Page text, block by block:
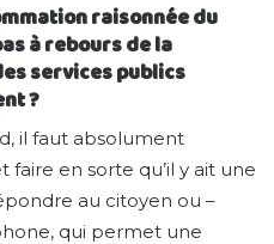
raisonnée du
à rebours de la
services publics
?
il faut absolument
en sorte qu’il y ait une
au citoyen ou –
qui permet une